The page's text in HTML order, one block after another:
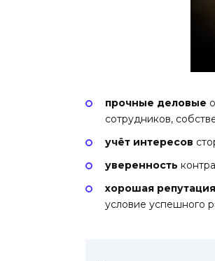
прочные деловые
сотрудников,
учёт интересов
уверенность
хорошая репутация
условие успешного